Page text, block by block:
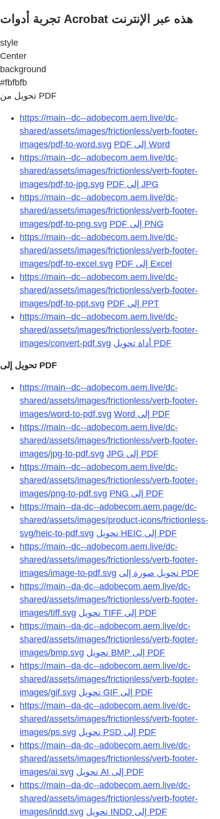
تجربة أدوات Acrobat هذه عبر الإنترنت
style
Center
background
#fbfbfb
تحويل من PDF
https://main--dc--adobecom.aem.live/dc-
shared/assets/images/frictionless/verb-footer-
images/pdf-to-word.svg
https://main--dc--adobecom.aem.live/dc-
shared/assets/images/frictionless/verb-footer-
images/pdf-to-jpg.svg
https://main--dc--adobecom.aem.live/dc-
shared/assets/images/frictionless/verb-footer-
images/pdf-to-png.svg
https://main--dc--adobecom.aem.live/dc-
shared/assets/images/frictionless/verb-footer-
images/pdf-to-excel.svg
https://main--dc--adobecom.aem.live/dc-
shared/assets/images/frictionless/verb-footer-
images/pdf-to-ppt.svg
https://main--dc--adobecom.aem.live/dc-
shared/assets/images/frictionless/verb-footer-
images/convert-pdf.svg
https://main--dc--adobecom.aem.live/dc-
shared/assets/images/frictionless/verb-footer-
images/word-to-pdf.svg
https://main--dc--adobecom.aem.live/dc-
shared/assets/images/frictionless/verb-footer-
images/jpg-to-pdf.svg
https://main--dc--adobecom.aem.live/dc-
shared/assets/images/frictionless/verb-footer-
images/png-to-pdf.svg
https://main--da-dc--adobecom.aem.page/dc-
shared/assets/images/product-icons/frictionless-
svg/heic-to-pdf.svg
تحويل HEIC إلى PDF
https://main--dc--adobecom.aem.live/dc-
shared/assets/images/frictionless/verb-footer-
images/image-to-pdf.svg
تحويل صورة إلى PDF
https://main--da-dc--adobecom.aem.live/dc-
shared/assets/images/frictionless/verb-footer-
images/tiff.svg
تحويل TIFF إلى PDF
https://main--da-dc--adobecom.aem.live/dc-
shared/assets/images/frictionless/verb-footer-
images/bmp.svg
تحويل BMP إلى PDF
https://main--da-dc--adobecom.aem.live/dc-
shared/assets/images/frictionless/verb-footer-
images/gif.svg
تحويل GIF إلى PDF
https://main--da-dc--adobecom.aem.live/dc-
shared/assets/images/frictionless/verb-footer-
images/ps.svg
تحويل PSD إلى PDF
https://main--da-dc--adobecom.aem.live/dc-
shared/assets/images/frictionless/verb-footer-
images/ai.svg
تحويل AI إلى PDF
https://main--da-dc--adobecom.aem.live/dc-
shared/assets/images/frictionless/verb-footer-
images/indd.svg
تحويل INDD إلى PDF